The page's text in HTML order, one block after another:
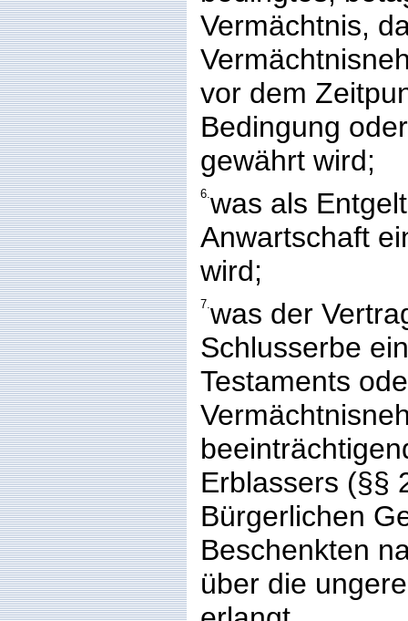
Vermächtnis,
vor dem
Bedingung
gewährt wird;
6.was als
Anwartschaft
wird;
7.was der
Schlusserbe
Testaments
Erblassers (§§
Bürgerlichen
Beschenkten
über die